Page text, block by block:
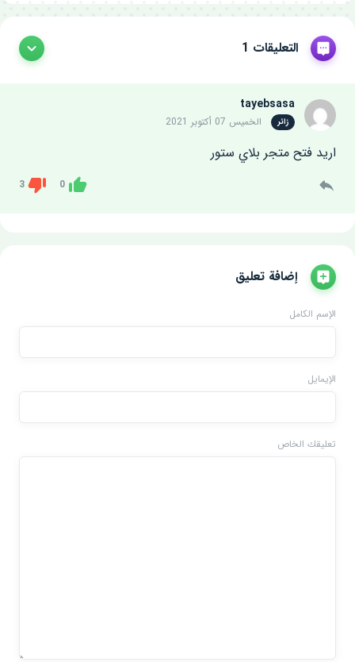
التعليقات 1
tayebsasa
زائر الخميس 07 أكتوبر 2021
اريد فتح متجر بلاي ستور
0
3
Dislike
إضافة تعليق
الإسم الكامل
الإيمايل
تعليقك الخاص